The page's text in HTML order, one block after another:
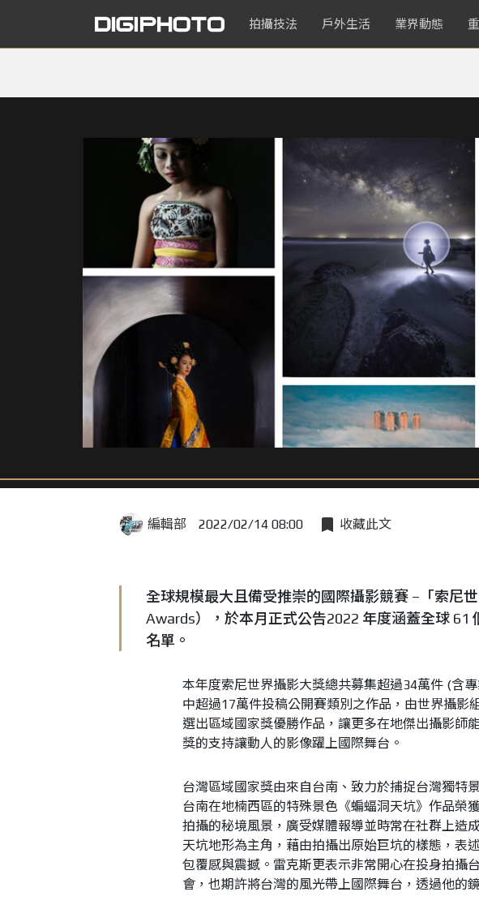
拍攝技法 戶外生活 業界動態
編輯部 2022/02/14 08:00 收藏此文
全球規模最大且備受推崇的國際攝影競賽 –「索尼
Awards），於本月正式公告2022 年度涵蓋全球 61
名單。
本年度索尼世界攝影大獎總共募集超過34萬件 (含
中超過17萬件投稿公開賽類別之作品，由世界攝影
選出區域國家獎優勝作品，讓更多在地傑出攝影師
獎的支持讓動人的影像躍上國際舞台。
台灣區域國家獎由來自台南、致力於捕捉台灣獨特
台南在地楠西區的特殊景色《蝙蝠洞天坑》作品榮
拍攝的秘境風景，廣受媒體報導並時常在社群上造
天坑地形為主角，藉由拍攝出原始巨坑的樣態，表
包覆感與震撼。雷克斯更表示非常開心在投身拍攝
會，也期許將台灣的風光帶上國際舞台，透過他的